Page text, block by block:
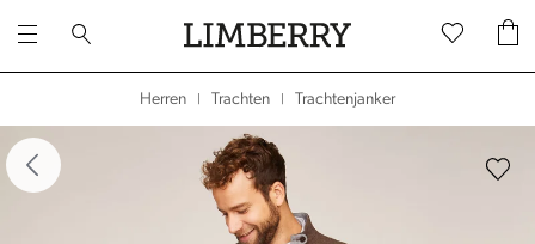
Herren Trachten Trachtenjanker
überspringen